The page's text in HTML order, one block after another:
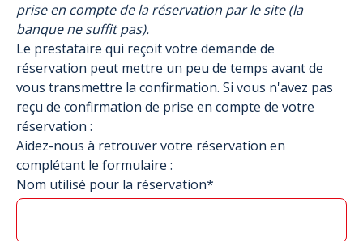
prise en compte de la réservation par le site (la
banque ne suffit pas).
Le prestataire qui reçoit votre demande de
réservation peut mettre un peu de temps avant de
vous transmettre la confirmation. Si vous n'avez pas
reçu de confirmation de prise en compte de votre
réservation :
Aidez-nous à retrouver votre réservation en
complétant le formulaire :
Nom utilisé pour la réservation*